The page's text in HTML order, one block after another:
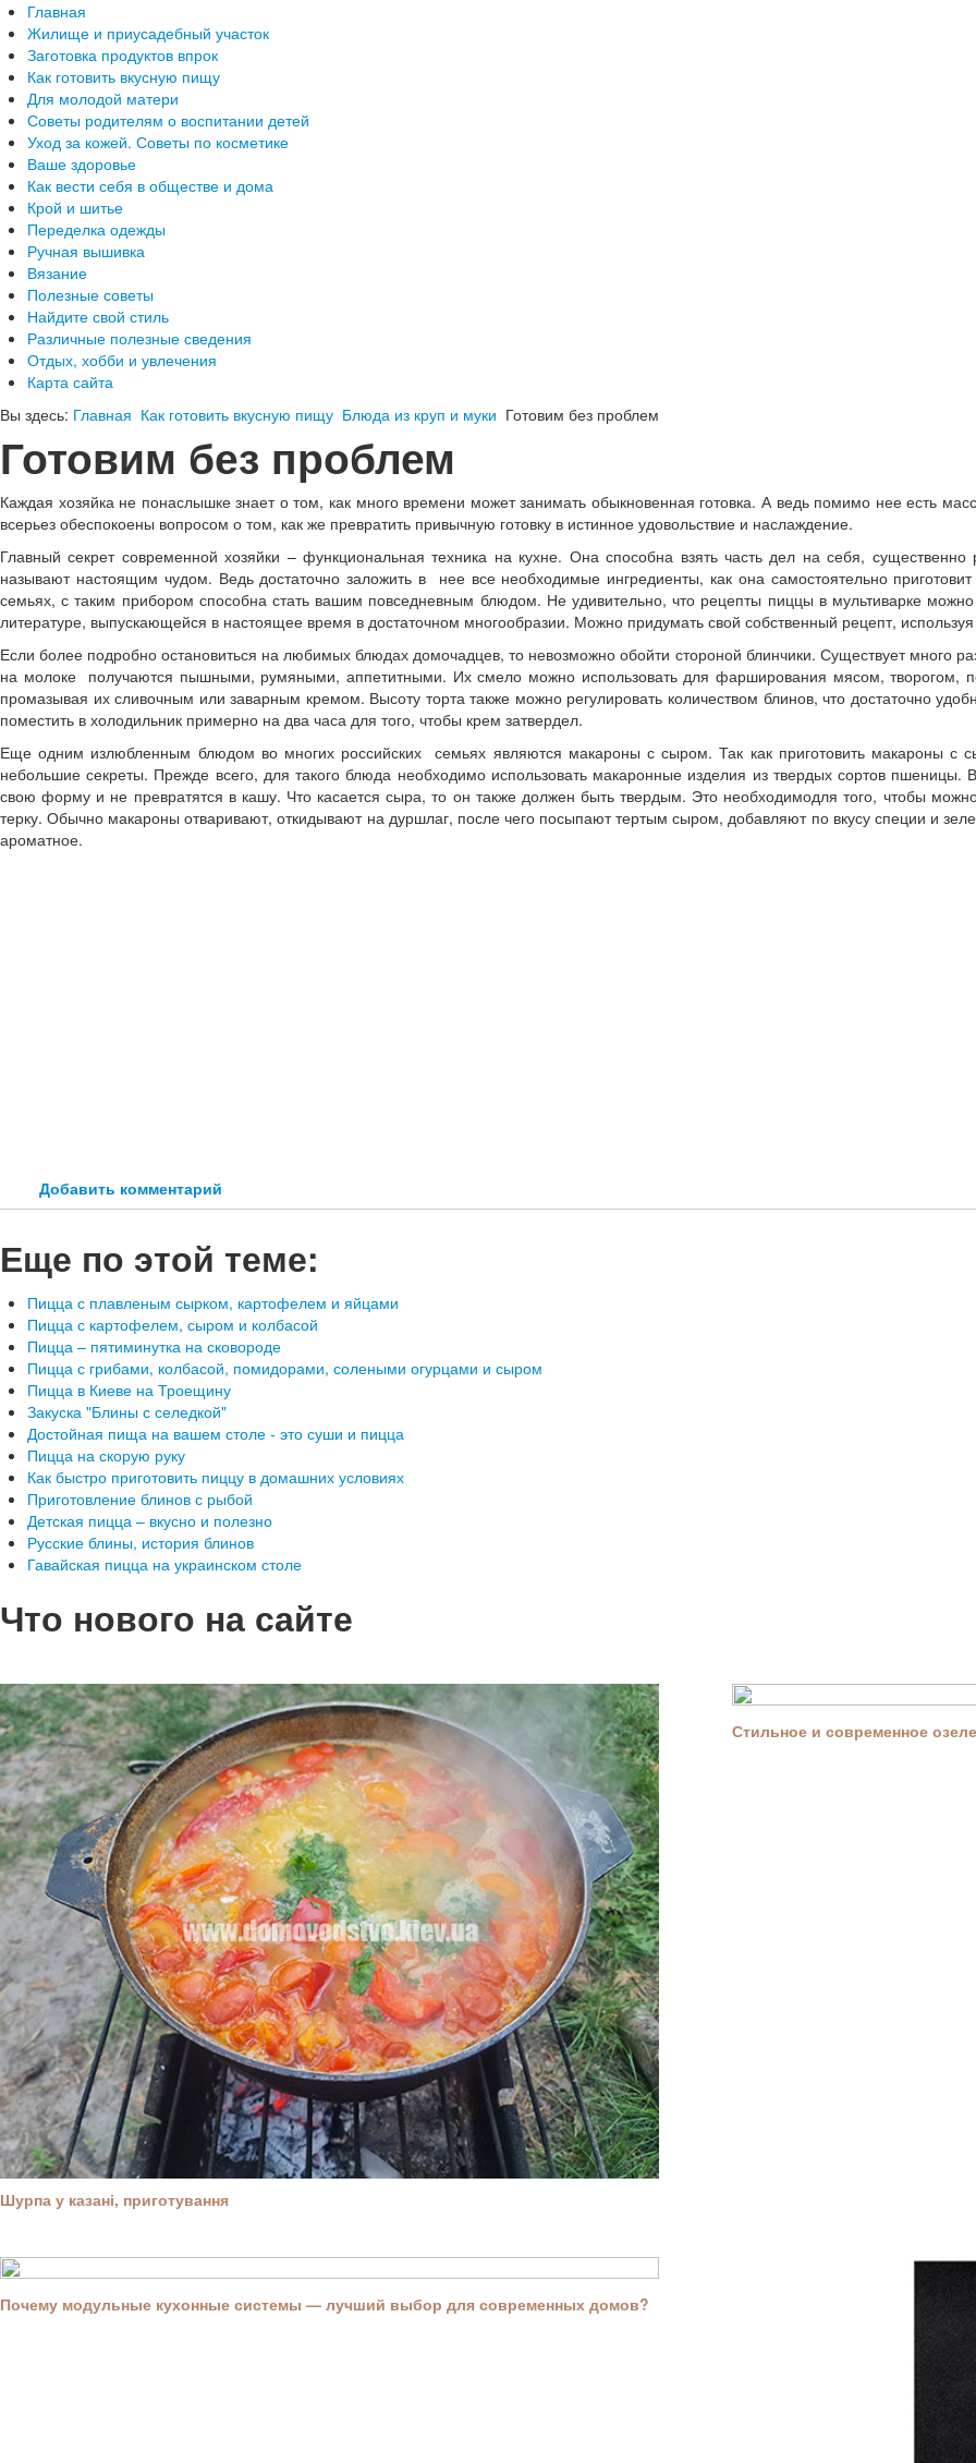
Главная
Жилище и приусадебный участок
Заготовка продуктов впрок
Как готовить вкусную пищу
Для молодой матери
Советы родителям о воспитании детей
Уход за кожей. Советы по косметике
Ваше здоровье
Как вести себя в обществе и дома
Крой и шитье
Переделка одежды
Ручная вышивка
Вязание
Полезные советы
Найдите свой стиль
Различные полезные сведения
Отдых, хобби и увлечения
Карта сайта
Вы здесь: Главная Как готовить вкусную пищу Блюда из круп и муки Готовим без проблем
Готовим без проблем
Каждая хозяйка не понаслышке знает о том, как много времени может занимать обыкновенная готовка. А ведь помимо нее есть
всерьез обеспокоены вопросом о том, как же превратить привычную готовку в истинное удовольствие и наслаждение.
Главный секрет современной хозяйки – функциональная техника на кухне. Она способна взять часть дел на себя,
называют настоящим чудом. Ведь достаточно заложить в нее все необходимые ингредиенты, как она самостоятельно
семьях, с таким прибором способна стать вашим повседневным блюдом. Не удивительно, что рецепты пиццы в мультиварке
литературе, выпускающейся в настоящее время в достаточном многообразии. Можно придумать свой собственный рецепт,
Если более подробно остановиться на любимых блюдах домочадцев, то невозможно обойти стороной блинчики. Существует много
на молоке получаются пышными, румяными, аппетитными. Их смело можно использовать для фарширования мясом, творогом,
промазывая их сливочным или заварным кремом. Высоту торта также можно регулировать количеством блинов, что достаточно
поместить в холодильник примерно на два часа для того, чтобы крем затвердел.
Еще одним излюбленным блюдом во многих российских семьях являются макароны с сыром. Так как приготовить макароны с
небольшие секреты. Прежде всего, для такого блюда необходимо использовать макаронные изделия из твердых сортов
свою форму и не превратятся в кашу. Что касается сыра, то он также должен быть твердым. Это необходимодля того, чтобы
терку. Обычно макароны отваривают, откидывают на дуршлаг, после чего посыпают тертым сыром, добавляют по вкусу специи и
ароматное.
Добавить комментарий
Еще по этой теме:
Пицца с плавленым сырком, картофелем и яйцами
Пицца с картофелем, сыром и колбасой
Пицца – пятиминутка на сковороде
Пицца с грибами, колбасой, помидорами, солеными огурцами и сыром
Пицца в Киеве на Троещину
Закуска "Блины с селедкой"
Достойная пища на вашем столе - это суши и пицца
Пицца на скорую руку
Как быстро приготовить пиццу в домашних условиях
Приготовление блинов с рыбой
Детская пицца – вкусно и полезно
Русские блины, история блинов
Гавайская пицца на украинском столе
Что нового на сайте
Шурпа у казані, приготування
Стильное и современное
Почему модульные кухонные системы — лучший выбор для современных домов?